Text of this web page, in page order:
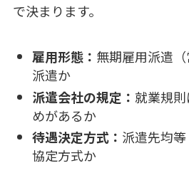
で決まります。
雇用形態： 無期雇用派遣
派遣か
派遣会社の規定： 就業規
めがあるか
待遇決定方式： 派遣先均
協定方式か